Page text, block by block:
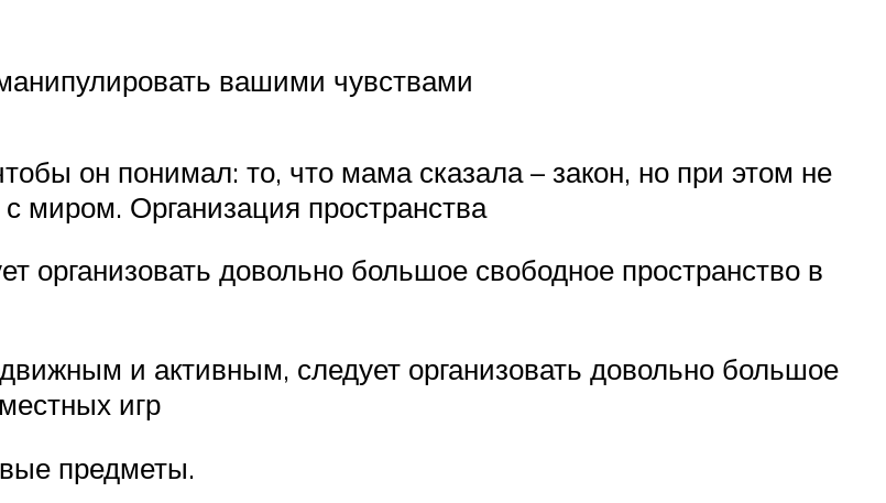
вашими чувствами
он понимал: то, что мама сказала – закон, но при этом не
миром. Организация пространства
организовать довольно большое свободное пространство в
и активным, следует организовать довольно большое
игр
предметы.